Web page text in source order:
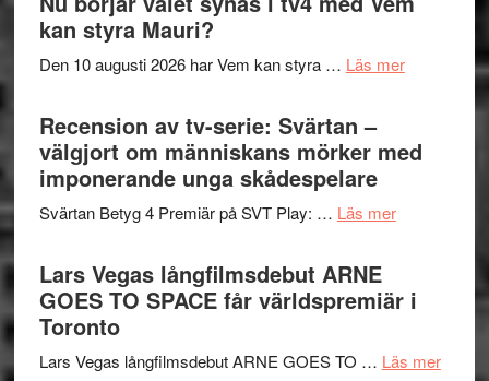
Shadow
Edge
och
en
i
kan styra Mauri?
Den 10 augusti 2026 har Vem kan styra … Läs merom
valet
synas
kan
Recension av tv-serie: Svärtan –
välgjort om människans mörker med
imponerande unga skådespelare
Svärtan Betyg 4 Premiär på SVT Play: … Läs merom
tv-
serie:
–
Lars Vegas långfilmsdebut ARNE
GOES TO SPACE får världspremiär i
Toronto
Lars Vegas långfilmsdebut ARNE GOES TO … Läs merom